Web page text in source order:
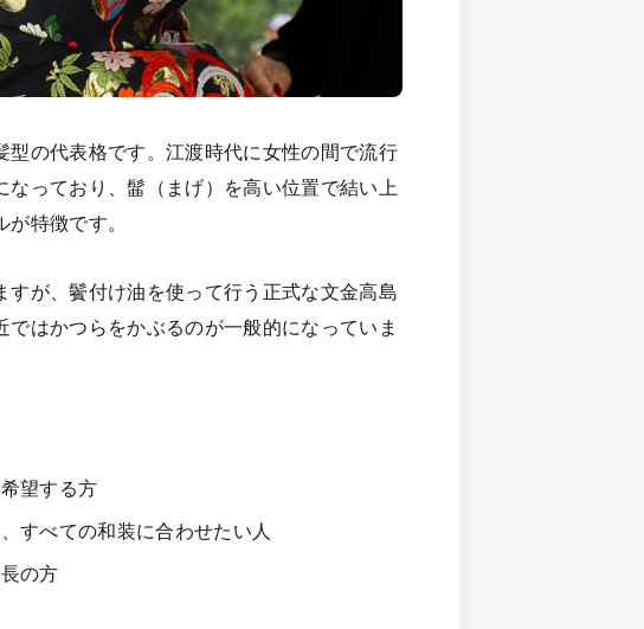
型の代表格です。江渡時代に女性の間で流行
なっており、髷（まげ）を高い位置で結い上
特徴です。
が、鬢付け油を使って行う正式な文金高島
はかつらをかぶるのが一般的になっていま
望する方
すべての和装に合わせたい人
の方